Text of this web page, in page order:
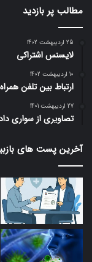
مطالب پر بازدید
25 اردیبهشت 1402
لایسنس اشتراکی
10 اردیبهشت 1402
ارتباط بین تلفن
27 اردیبهشت 1401
تصاویری از سواری
آخرین پست های